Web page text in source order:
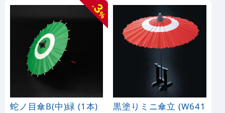
-
3
%
蛇ノ目傘B(中)緑 (1本)
黒塗りミニ傘立 (W641